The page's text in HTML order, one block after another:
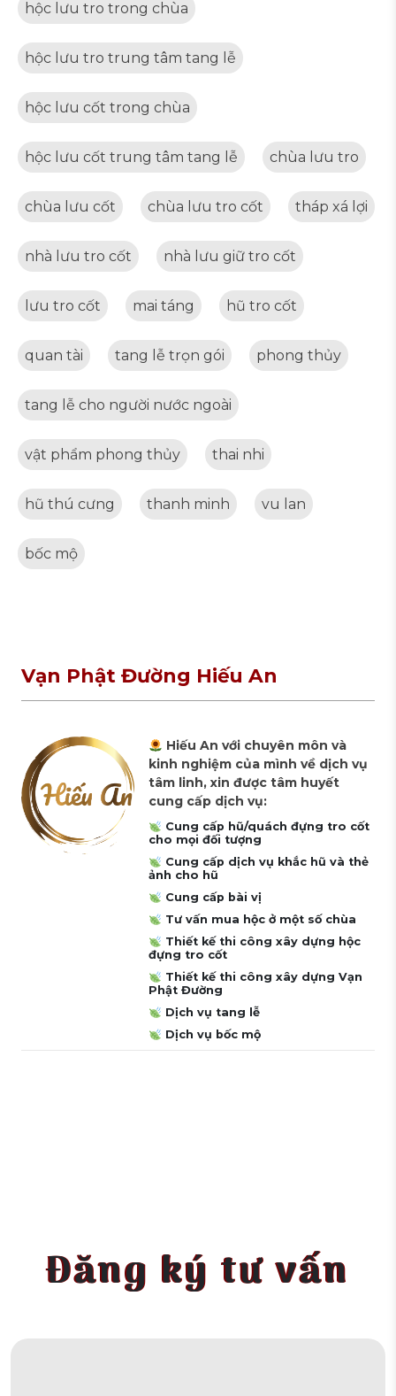
hộc lưu tro trong chùa
hộc lưu tro trung tâm tang lễ
hộc lưu cốt trong chùa
hộc lưu cốt trung tâm tang lễ chùa lưu tro
chùa lưu cốt chùa lưu tro cốt tháp xá lợi
nhà lưu tro cốt nhà lưu giữ tro cốt
lưu tro cốt mai táng hũ tro cốt
quan tài tang lễ trọn gói phong thủy
tang lễ cho người nước ngoài
vật phẩm phong thủy thai nhi
hũ thú cưng thanh minh vu lan
bốc mộ
Vạn Phật Đường Hiếu An
Hiếu An với chuyên môn và
kinh nghiệm của mình về dịch vụ
tâm linh, xin được tâm huyết
cung cấp dịch vụ:
Cung cấp hũ/quách đựng tro cốt
cho mọi đối tượng
Cung cấp dịch vụ khắc hũ và thẻ
ảnh cho hũ
Cung cấp bài vị
Tư vấn mua hộc ở một số chùa
Thiết kế thi công xây dựng hộc
đựng tro cốt
Thiết kế thi công xây dựng Vạn
Phật Đường
Dịch vụ tang lễ
Dịch vụ bốc mộ
Đăng ký tư vấn